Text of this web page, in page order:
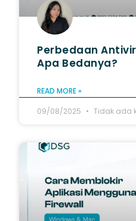
Perbedaan
Apa Bedanya?
READ MORE »
09/08/2025
Tidak ada